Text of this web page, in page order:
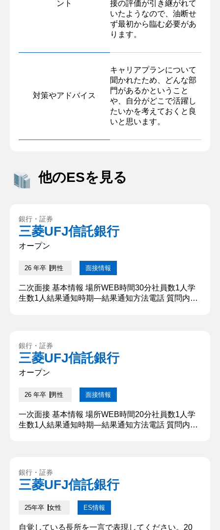
ント
接の評価が引き継がれて
いたようなので、油断せ
ず最初から臨む必要があ
ります。
対策やアドバイス
キャリアプランについて
聞かれたため、どんな部
門があるかということ
や、自分がどこで活躍し
たいかを考えておくと良
いと思います。
他のESを見る
銀行・証券
三菱UFJ信託銀行
オープン
26 年卒 男性 面接情報
二次面接 基本情報 場所WEB時間30分社員数1人学
生数1人結果通知時期―結果通知方法電話 質問内
あれば教えて下さい。 【深堀質問回答】 特に印象
的であったのは〇〇に苦手意識を持っていた子供を
担当した時です。最...
銀行・証券
三菱UFJ信託銀行
オープン
26 年卒 男性 面接情報
一次面接 基本情報 場所WEB時間20分社員数1人学
生数1人結果通知時期―結果通知方法電話 質問内
なんですか。 【深堀質問回答】 〇〇への苦手意識
が強い子供への対応が大変でした。相手の目線に合
銀行・証券
三菱UFJ信託銀行
25年卒 女性 ES情報
自覚している長所を一言で表現してください。20